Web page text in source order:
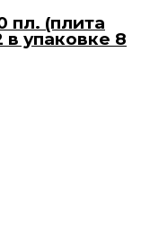
пл. (плита
упаковке 8